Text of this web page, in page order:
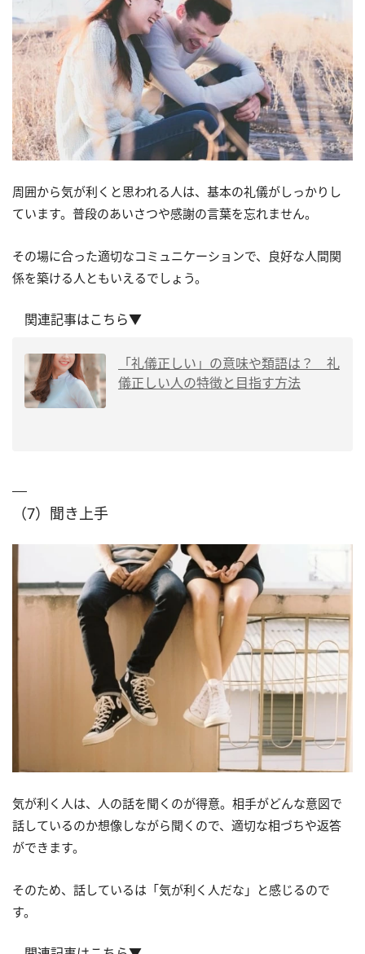
周囲から気が利くと思われる人は、基本の礼儀がしっかりし
ています。普段のあいさつや感謝の言葉を忘れません。
その場に合った適切なコミュニケーションで、良好な人間関
係を築ける人ともいえるでしょう。
関連記事はこちら▼
「礼儀正しい」の意味や類語は？ 礼
儀正しい人の特徴と目指す方法
（7）聞き上手
気が利く人は、人の話を聞くのが得意。相手がどんな意図で
話しているのか想像しながら聞くので、適切な相づちや返答
ができます。
そのため、話しているは「気が利く人だな」と感じるので
す。